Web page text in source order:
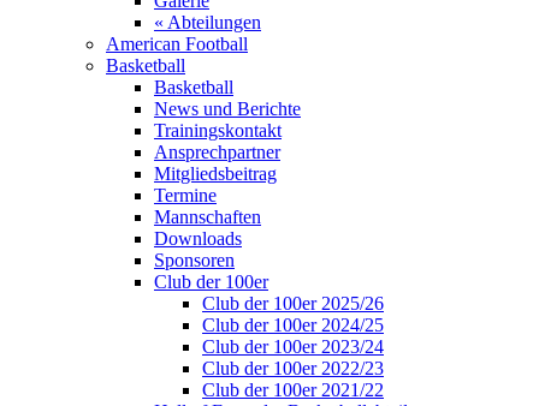
« Abteilungen
American Football
Basketball
Basketball
News und Berichte
Trainingskontakt
Ansprechpartner
Mitgliedsbeitrag
Termine
Mannschaften
Downloads
Sponsoren
Club der 100er
Club der 100er 2025/26
Club der 100er 2024/25
Club der 100er 2023/24
Club der 100er 2022/23
Club der 100er 2021/22